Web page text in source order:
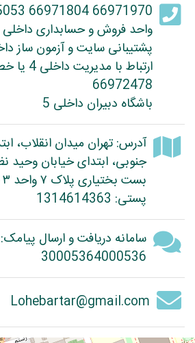
66971970 66971804 021-66175053
واحد فروش و حسابداری داخلی 1و 2
پشتیبانی سایت و آزمون ساز
ارتباط با
66972478
باشگاه دبیران داخلی 5
آدرس: تهران میدان انقلاب،
جنوبی، ابتدای خیابان وحید
پستی: 1314614363
سامانه دریافت و ارسال پیامک:
30005364000536
Lohebartar@gmail.com